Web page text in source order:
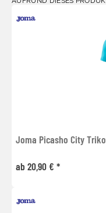
Joma Picasho City
ab 20,90 € *